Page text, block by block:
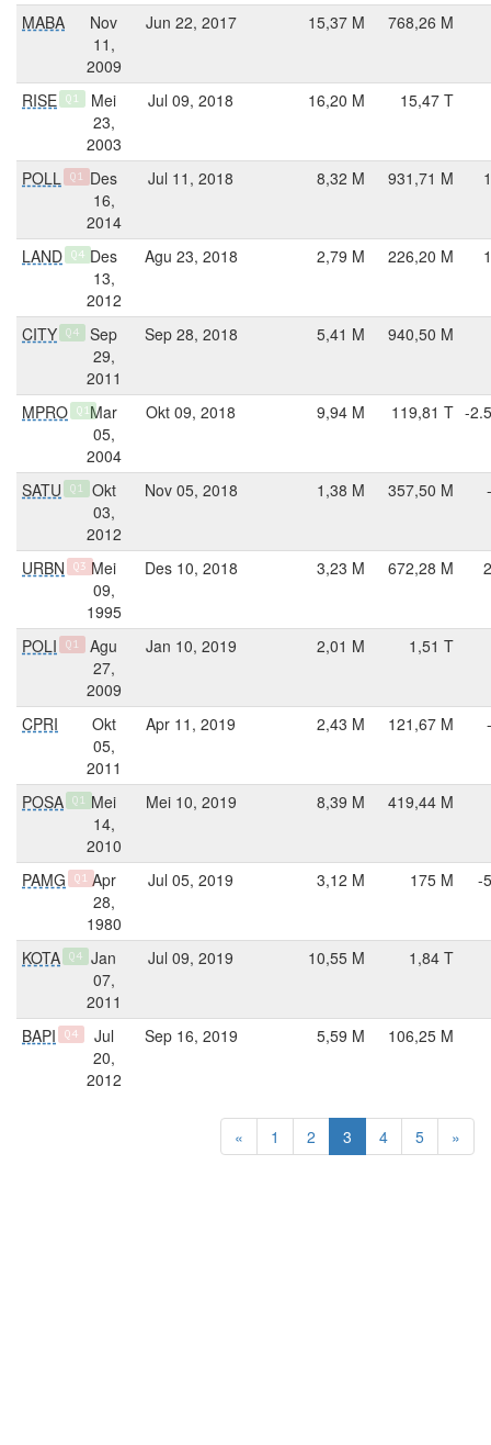
MABA
Nov
11,
2009
Jun 22, 2017 15,37 M 768,26 M
RISE Q1
Mei
23,
2003
Jul 09, 2018 16,20 M 15,47 T
POLL Q1
Des
16,
2014
Jul 11, 2018 8,32 M 931,71 M
LAND Q4 Des
13,
2012
Agu 23, 2018 2,79 M 226,20 M
CITY Q4
Sep
29,
2011
Sep 28, 2018 5,41 M 940,50 M
MPRO Q1 Mar
05,
2004
Okt 09, 2018 9,94 M 119,81 T -
SATU Q1
Okt
03,
2012
Nov 05, 2018 1,38 M 357,50 M
URBN Q3 Mei
09,
1995
Des 10, 2018 3,23 M 672,28 M
POLI Q1
Agu
27,
2009
Jan 10, 2019 2,01 M 1,51 T
CPRI
Okt
05,
2011
Apr 11, 2019 2,43 M 121,67 M
POSA Q1
Mei
14,
2010
Mei 10, 2019 8,39 M 419,44 M
PAMG Q1 Apr
28,
1980
Jul 05, 2019 3,12 M 175 M -
KOTA Q4
Jan
07,
2011
Jul 09, 2019 10,55 M 1,84 T
BAPI Q4
Jul
20,
2012
Sep 16, 2019 5,59 M 106,25 M
« 1 2 3 4 5 »